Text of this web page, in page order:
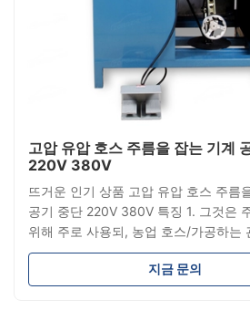
고압 유압 호스 주름을 잡는 기계
220V 380V
뜨거운 인기 상품 고압 유압 호스 주름
공기 중단 220V 380V 특징 1. 그것은
위해 주로 사용되, 농업 호스/가공하는
갖 고압 산업 호스/관 기름 호스/기계
는 관을 가공하. 기계는 공기 중단 봄,
격 동안 주름을 잡기에서 널리 이용됩
지금 문의